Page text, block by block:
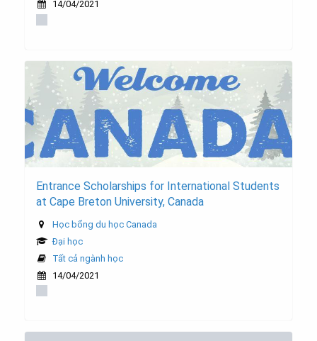
14/04/2021
Entrance Scholarships for International Students
at Cape Breton University, Canada
Học bổng du học Canada
Đại học
Tất cả ngành học
14/04/2021